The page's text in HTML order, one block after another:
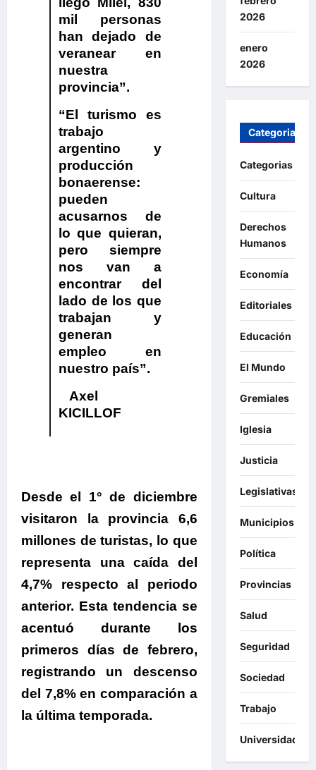
mil personas
han dejado de
veranear en
nuestra
provincia”.
“El turismo es
trabajo
argentino y
producción
bonaerense:
pueden
acusarnos de
lo que quieran,
pero siempre
nos van a
encontrar del
lado de los que
trabajan y
generan
empleo en
nuestro país”.
Axel
KICILLOF
Desde el 1° de diciembre
visitaron la provincia 6,6
millones de turistas, lo que
representa una caída del
4,7% respecto al periodo
anterior. Esta tendencia se
acentuó durante los
primeros días de febrero,
registrando un descenso
del 7,8% en comparación a
la última temporada.
2026
enero
2026
Categorias
Categorias
Cultura
Derechos
Humanos
Economía
Editoriales
Educación
El Mundo
Gremiales
Iglesia
Justicia
Legislativas
Municipios
Política
Provincias
Salud
Seguridad
Sociedad
Trabajo
Universidades